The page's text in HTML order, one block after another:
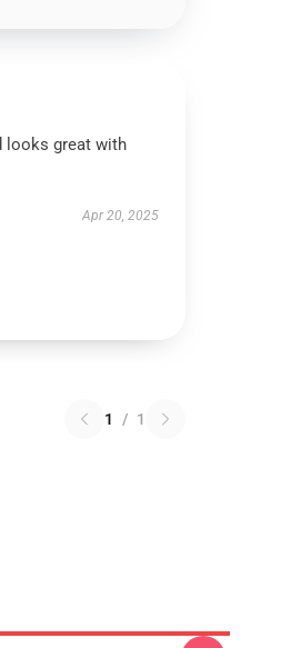
looks great with
Apr 20, 2025
1 / 1